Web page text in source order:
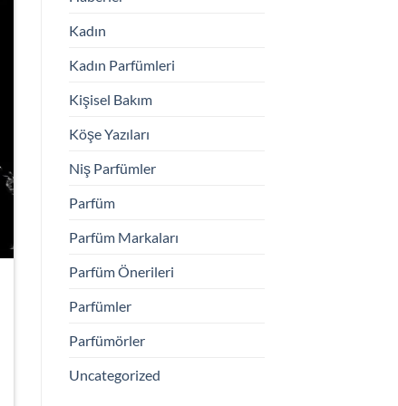
Kadın
Kadın Parfümleri
Kişisel Bakım
Köşe Yazıları
Niş Parfümler
Parfüm
Parfüm Markaları
Parfüm Önerileri
Parfümler
Parfümörler
Uncategorized